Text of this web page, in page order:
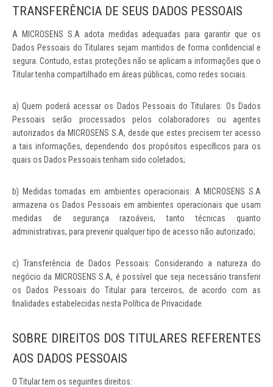
TRANSFERÊNCIA DE SEUS DADOS PESSOAIS
A MICROSENS S.A adota medidas adequadas para garantir que os
Dados Pessoais do Titulares sejam mantidos de forma confidencial e
segura. Contudo, estas proteções não se aplicam a informações que o
Titular tenha compartilhado em áreas públicas, como redes sociais.
a) Quem poderá acessar os Dados Pessoais do Titulares: Os Dados
Pessoais serão processados pelos colaboradores ou agentes
autorizados da MICROSENS S.A, desde que estes precisem ter acesso
a tais informações, dependendo dos propósitos específicos para os
quais os Dados Pessoais tenham sido coletados;
b) Medidas tomadas em ambientes operacionais: A MICROSENS S.A
armazena os Dados Pessoais em ambientes operacionais que usam
medidas de segurança razoáveis, tanto técnicas quanto
administrativas, para prevenir qualquer tipo de acesso não autorizado;
c) Transferência de Dados Pessoais: Considerando a natureza do
negócio da MICROSENS S.A, é possível que seja necessário transferir
os Dados Pessoais do Titular para terceiros, de acordo com as
finalidades estabelecidas nesta Política de Privacidade.
SOBRE DIREITOS DOS TITULARES REFERENTES
AOS DADOS PESSOAIS
O Titular tem os seguintes direitos: